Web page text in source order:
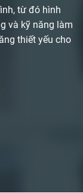
từ đó hình
và kỹ năng làm
thiết yếu cho